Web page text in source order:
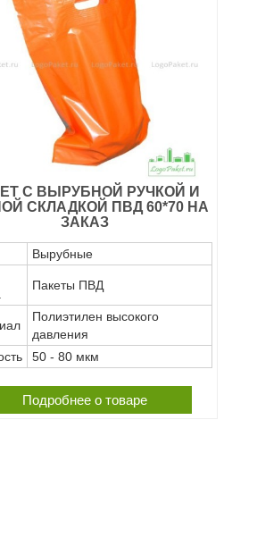
С ВЫРУБНОЙ РУЧКОЙ И
СКЛАДКОЙ ПВД 60*70 НА
ЗАКАЗ
Вырубные
Пакеты ПВД
Полиэтилен высокого
давления
50 - 80 мкм
Подробнее о товаре